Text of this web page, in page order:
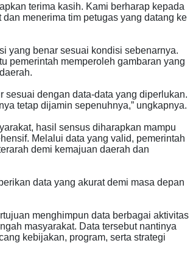
terima kasih. Kami berharap kepada
menerima tim petugas yang datang ke
yang benar sesuai kondisi sebenarnya.
pemerintah memperoleh gambaran yang
sesuai dengan data-data yang diperlukan.
tetap dijamin sepenuhnya,” ungkapnya.
hasil sensus diharapkan mampu
Melalui data yang valid, pemerintah
demi kemajuan daerah dan
data yang akurat demi masa depan
menghimpun data berbagai aktivitas
masyarakat. Data tersebut nantinya
kebijakan, program, serta strategi